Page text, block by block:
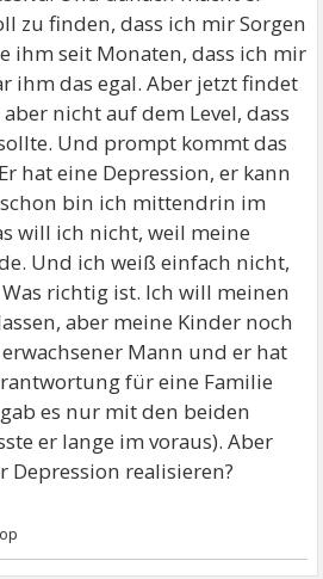
zu finden, dass ich mir Sorgen
ihm seit Monaten, dass ich mir
ihm das egal. Aber jetzt findet
nicht auf dem Level, dass
Und prompt kommt das
hat eine Depression, er kann
bin ich mittendrin im
will ich nicht, weil meine
Und ich weiß einfach nicht,
richtig ist. Ich will meinen
aber meine Kinder noch
Mann und er hat
für eine Familie
es nur mit den beiden
er lange im voraus). Aber
Depression realisieren?